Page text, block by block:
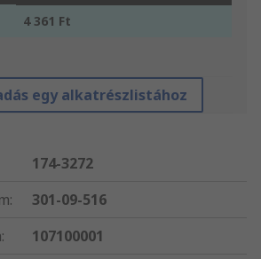
4 361 Ft
egy alkatrészlistához
174-3272
:
301-09-516
:
107100001